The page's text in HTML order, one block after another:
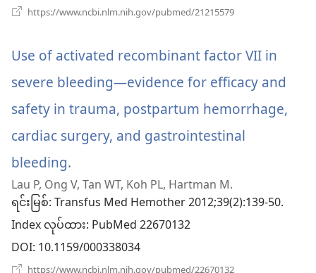
ပါ
တယ်)
https://www.ncbi.nlm.nih.gov/pubmed/21215579
နေ
တယ်)
Use of activated recombinant factor VII in
severe bleeding—evidence for efficacy and
safety in trauma, postpartum hemorrhage,
cardiac surgery, and gastrointestinal
bleeding.
အသစ်
င့်
နေ
Lau P, Ong V, Tan WT, Koh PL, Hartman M.
ရင်းမြစ်‎: Transfus Med Hemother 2012;39(2):139-50.
Index လုပ်ထား‎: PubMed 22670132
DOI‎: 10.1159/000338034
https://www.ncbi.nlm.nih.gov/pubmed/22670132